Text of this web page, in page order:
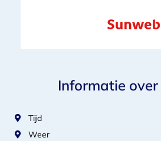
Informatie
Tijd
Weer